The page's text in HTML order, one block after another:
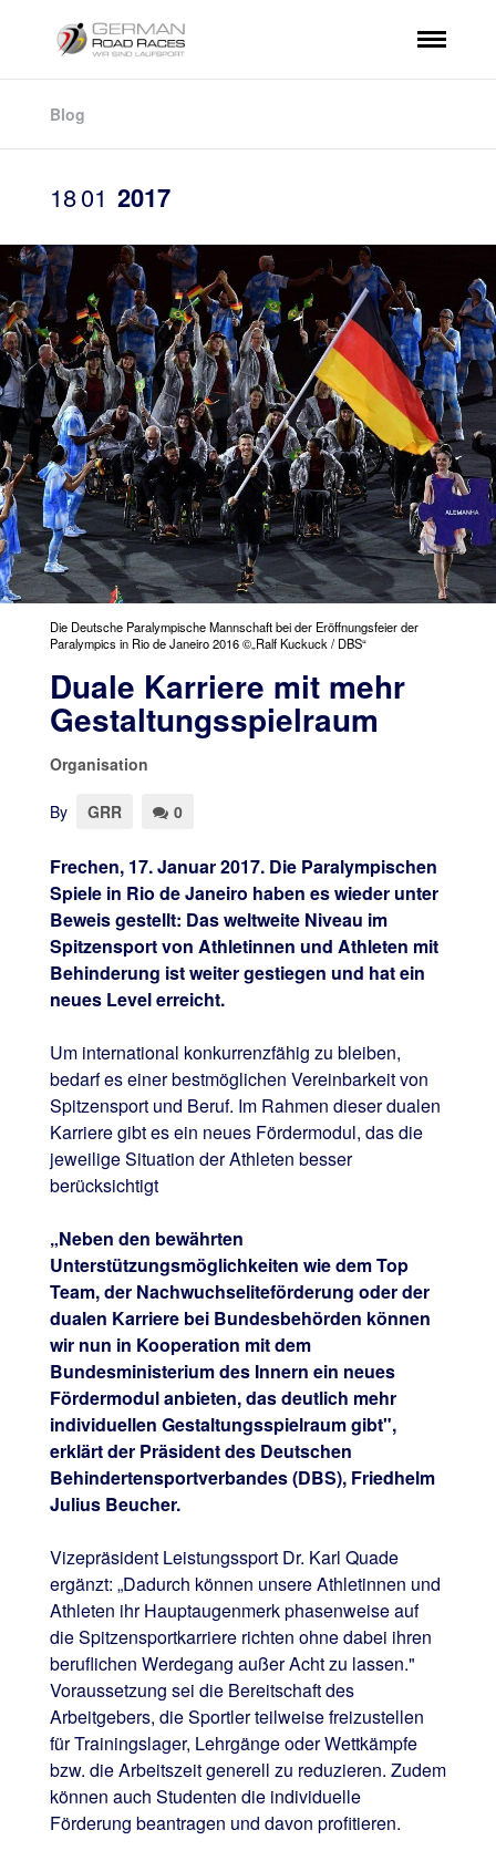
Blog
1801 2017
Die Deutsche Paralympische Mannschaft bei der Eröffnungsfeier der
Paralympics in Rio de Janeiro 2016 ©„Ralf Kuckuck / DBS“
Duale Karriere mit mehr
Gestaltungsspielraum
Organisation
By GRR 0
Frechen, 17. Januar 2017. Die Paralympischen
Spiele in Rio de Janeiro haben es wieder unter
Beweis gestellt: Das weltweite Niveau im
Spitzensport von Athletinnen und Athleten mit
Behinderung ist weiter gestiegen und hat ein
neues Level erreicht.
Um international konkurrenzfähig zu bleiben,
bedarf es einer bestmöglichen Vereinbarkeit von
Spitzensport und Beruf. Im Rahmen dieser dualen
Karriere gibt es ein neues Fördermodul, das die
jeweilige Situation der Athleten besser
berücksichtigt
„Neben den bewährten
Unterstützungsmöglichkeiten wie dem Top
Team, der Nachwuchseliteförderung oder der
dualen Karriere bei Bundesbehörden können
wir nun in Kooperation mit dem
Bundesministerium des Innern ein neues
Fördermodul anbieten, das deutlich mehr
individuellen Gestaltungsspielraum gibt",
erklärt der Präsident des Deutschen
Behindertensportverbandes (DBS), Friedhelm
Julius Beucher.
Vizepräsident Leistungssport Dr. Karl Quade
ergänzt: „Dadurch können unsere Athletinnen und
Athleten ihr Hauptaugenmerk phasenweise auf
die Spitzensportkarriere richten ohne dabei ihren
beruflichen Werdegang außer Acht zu lassen."
Voraussetzung sei die Bereitschaft des
Arbeitgebers, die Sportler teilweise freizustellen
für Trainingslager, Lehrgänge oder Wettkämpfe
bzw. die Arbeitszeit generell zu reduzieren. Zudem
können auch Studenten die individuelle
Förderung beantragen und davon profitieren.